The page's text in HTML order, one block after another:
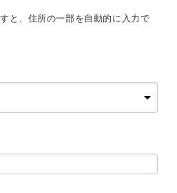
と、住所の一部を自動的に入力で